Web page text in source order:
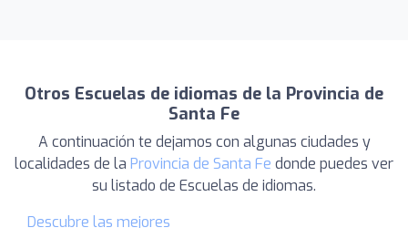
Otros Escuelas de idiomas de la Provincia de
Santa Fe
A continuación te dejamos con algunas ciudades y
localidades de la Provincia de Santa Fe donde puedes ver
su listado de Escuelas de idiomas.
Descubre las mejores